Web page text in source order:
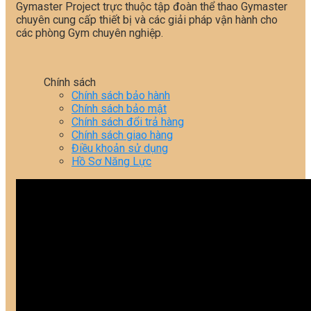
Gymaster Project trực thuộc tập đoàn thể thao Gymaster
chuyên cung cấp thiết bị và các giải pháp vận hành cho
các phòng Gym chuyên nghiệp.
Chính sách
Chính sách bảo hành
Chính sách bảo mật
Chính sách đổi trả hàng
Chính sách giao hàng
Điều khoản sử dụng
Hồ Sơ Năng Lực